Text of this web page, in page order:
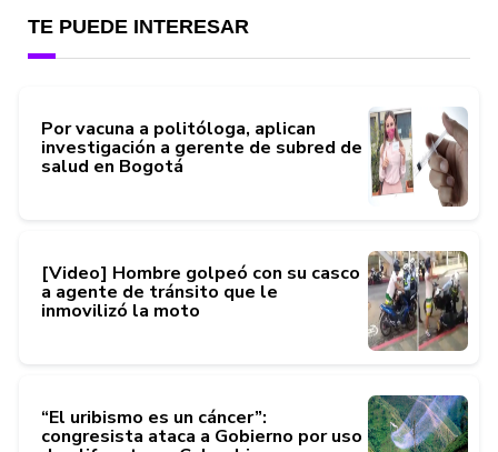
TE PUEDE INTERESAR
Por vacuna a politóloga, aplican
investigación a gerente de subred de
salud en Bogotá
[Video] Hombre golpeó con su casco
a agente de tránsito que le
inmovilizó la moto
“El uribismo es un cáncer”:
congresista ataca a Gobierno por uso